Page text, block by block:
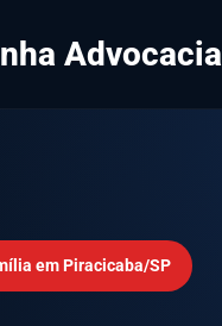
Advocacia
em Piracicaba/SP